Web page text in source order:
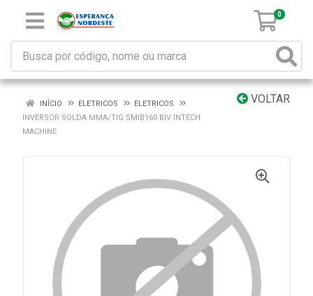
0
VOLTAR
INÍCIO ELETRICOS
ELETRICOS
INVERSOR SOLDA MMA/TIG SMIB160 BIV INTECH
MACHINE